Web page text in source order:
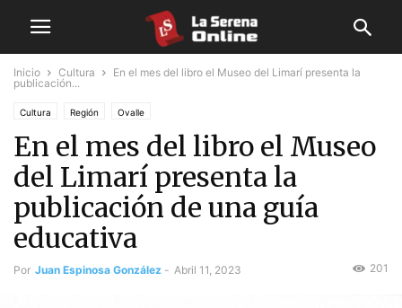
Inicio Cultura
En el mes del libro el Museo del Limarí presenta la
publicación...
Cultura Región Ovalle
En el mes del libro el Museo
del Limarí presenta la
publicación de una guía
educativa
Por Juan Espinosa González - Abril 11, 2023 201